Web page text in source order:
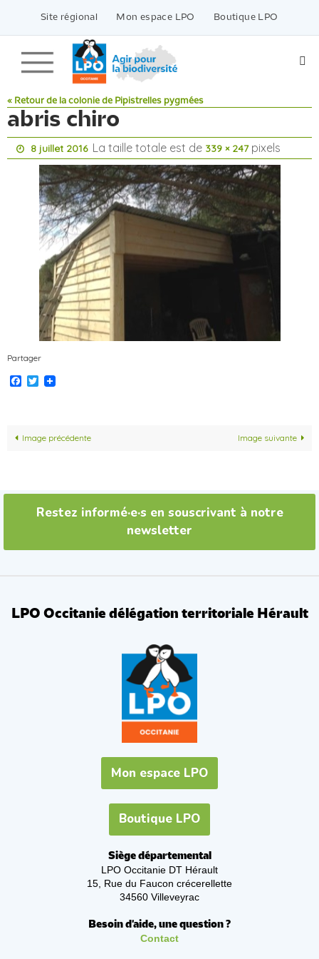
contenu
Site régional Mon espace LPO Boutique LPO
« Retour de la colonie de Pipistrelles pygmées
abris chiro
8 juillet 2016 La taille totale est de 339 × 247pixels
Partager
Facebook
Twitter
Image précédente Image suivante
Restez informé·e·s en souscrivant à notre
newsletter
LPO Occitanie délégation territoriale Hérault
Mon espace LPO
Boutique LPO
Siège départemental
LPO Occitanie DT Hérault
15, Rue du Faucon crécerellette
34560 Villeveyrac
Besoin d'aide, une question ?
Contact